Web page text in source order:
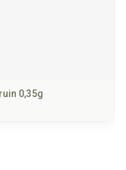
0,35g